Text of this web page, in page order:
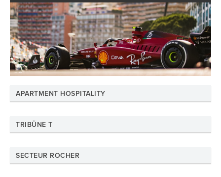
APARTMENT HOSPITALITY
TRIBÜNE T
SECTEUR ROCHER